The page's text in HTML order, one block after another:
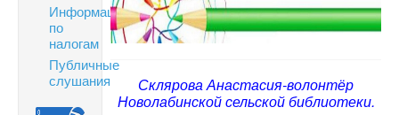
Информация
по
налогам
Публичные
слушания
Склярова Анастасия-волонтёр
Новолабинской сельской библиотеки.